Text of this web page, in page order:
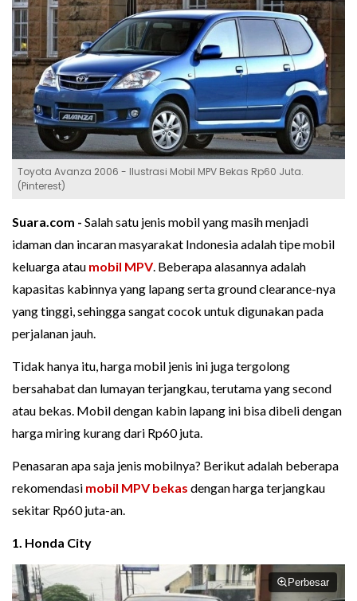
Toyota Avanza 2006 - Ilustrasi Mobil MPV Bekas Rp60 Juta.
(Pinterest)
Suara.com - Salah satu jenis mobil yang masih menjadi
idaman dan incaran masyarakat Indonesia adalah tipe mobil
keluarga atau mobil MPV. Beberapa alasannya adalah
kapasitas kabinnya yang lapang serta ground clearance-nya
yang tinggi, sehingga sangat cocok untuk digunakan pada
perjalanan jauh.
Tidak hanya itu, harga mobil jenis ini juga tergolong
bersahabat dan lumayan terjangkau, terutama yang second
atau bekas. Mobil dengan kabin lapang ini bisa dibeli dengan
harga miring kurang dari Rp60 juta.
Penasaran apa saja jenis mobilnya? Berikut adalah beberapa
rekomendasi mobil MPV bekas dengan harga terjangkau
sekitar Rp60 juta-an.
1. Honda City
Perbesar